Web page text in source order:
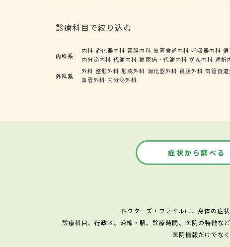
診療科目で絞り込む
内科系
内科 消化器内科 胃腸内科 気管食道内科 呼吸器内科
内分泌内科 代謝内科 糖尿病・代謝内科 がん内科 透析
外科系
外科 整形外科 形成外科 消化器外科 胃腸外科 気管食
血管外科 内分泌外科
症状から調べる
ドクターズ・ファイルは、身体の症
診療科目、行政区、沿線・駅、診療時間、医院の特徴な
医院情報だけでな